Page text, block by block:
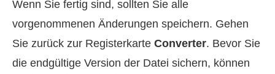
Wenn Sie fertig sind, sollten Sie alle
vorgenommenen Änderungen speichern. Gehen
Sie zurück zur Registerkarte Converter. Bevor Sie
die endgültige Version der Datei sichern, können